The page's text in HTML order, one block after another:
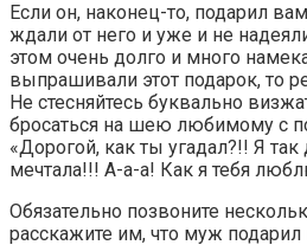
Если он, наконец-то, подарил
ждали от него и уже и не
этом очень долго и много
выпрашивали этот подарок, то
Не стесняйтесь буквально
бросаться на шею любимому с
«Дорогой, как ты угадал?!! Я
мечтала!!! А-а-а! Как я тебя
Обязательно позвоните
расскажите им, что муж